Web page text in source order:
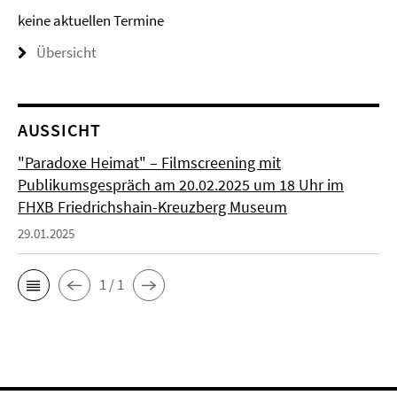
keine aktuellen Termine
Übersicht
AUSSICHT
"Paradoxe Heimat" – Filmscreening mit
Publikumsgespräch am 20.02.2025 um 18 Uhr im
FHXB Friedrichshain-Kreuzberg Museum
29.01.2025
1 / 1